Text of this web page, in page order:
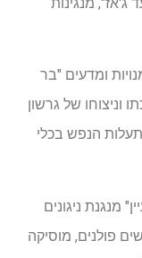
ומדעים "בר
וניצוחו של גרשון
הנפש בכלי
מנגנת ניגונים
פולנים, מוסיקה